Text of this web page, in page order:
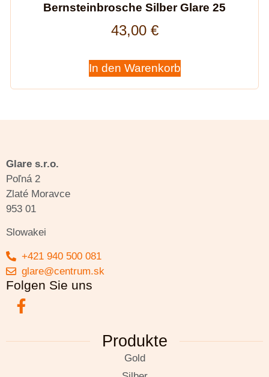
Bernsteinbrosche Silber Glare 25
43,00 €
In den Warenkorb
Glare s.r.o.
Poľná 2
Zlaté Moravce
953 01
Slowakei
+421 940 500 081
glare@centrum.sk
Folgen Sie uns
Produkte
Gold